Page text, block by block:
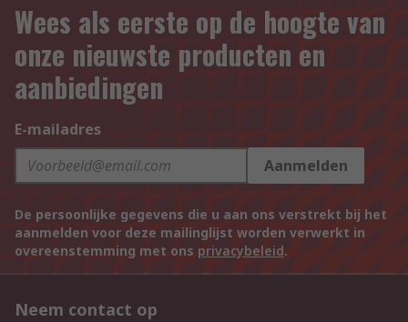
Wees als eerste op de hoogte van
onze nieuwste producten en
aanbiedingen
E-mailadres
Aanmelden
De persoonlijke gegevens die u aan ons verstrekt bij het
aanmelden voor deze mailinglijst worden verwerkt in
overeenstemming met ons privacybeleid.
Neem contact op